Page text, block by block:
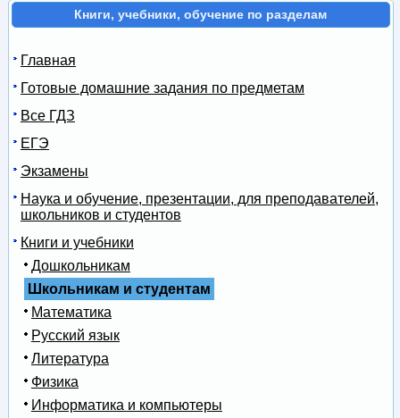
Книги, учебники, обучение по разделам
Главная
Готовые домашние задания по предметам
Все ГДЗ
ЕГЭ
Экзамены
Наука и обучение, презентации, для преподавателей,
школьников и студентов
Книги и учебники
Дошкольникам
Школьникам и студентам
Математика
Русский язык
Литература
Физика
Информатика и компьютеры